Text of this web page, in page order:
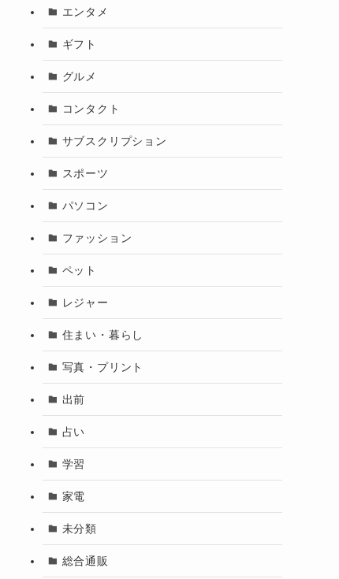
エンタメ
ギフト
グルメ
コンタクト
サブスクリプション
スポーツ
パソコン
ファッション
ペット
レジャー
住まい・暮らし
写真・プリント
出前
占い
学習
家電
未分類
総合通販